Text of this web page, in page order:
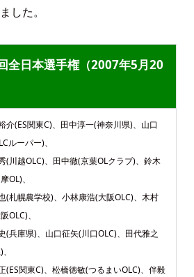
した。
全日本選手権（2007年5月20
介(ES関東C)、田中淳一(神奈川県)、山口
ルーパー)、
(川越OLC)、田中徹(京葉OLクラブ)、鈴木
OL)、
(札幌農学校)、小林康浩(大阪OLC)、木村
OLC)、
(兵庫県)、山口征矢(川口OLC)、田代雅之
(ES関東C)、松橋徳敏(つるまいOLC)、伴毅